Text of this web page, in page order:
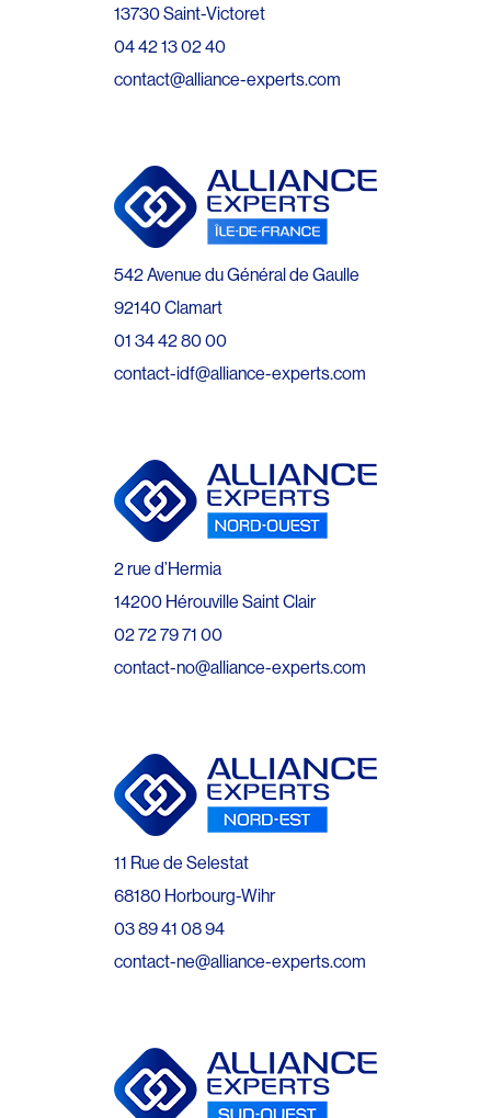
13730 Saint-Victoret
04 42 13 02 40
contact@alliance-experts.com
542 Avenue du Général de Gaulle
92140 Clamart
01 34 42 80 00
contact-idf@alliance-experts.com
2 rue d’Hermia
14200 Hérouville Saint Clair
02 72 79 71 00
contact-no@alliance-experts.com
11 Rue de Selestat
68180 Horbourg-Wihr
03 89 41 08 94
contact-ne@alliance-experts.com